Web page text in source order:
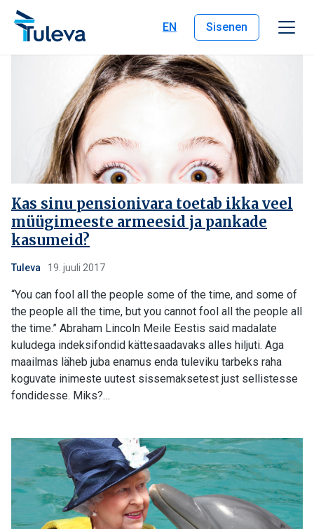
Liigu edasi sisu juurde
EN
Sisenen
Kas sinu pensionivara toetab ikka veel
müügimeeste armeesid ja pankade
kasumeid?
Tuleva 19. juuli 2017
“You can fool all the people some of the time, and some of
the people all the time, but you cannot fool all the people all
the time.” Abraham Lincoln Meile Eestis said madalate
kuludega indeksifondid kättesaadavaks alles hiljuti. Aga
maailmas läheb juba enamus enda tuleviku tarbeks raha
koguvate inimeste uutest sissemaksetest just sellistesse
fondidesse. Miks?…